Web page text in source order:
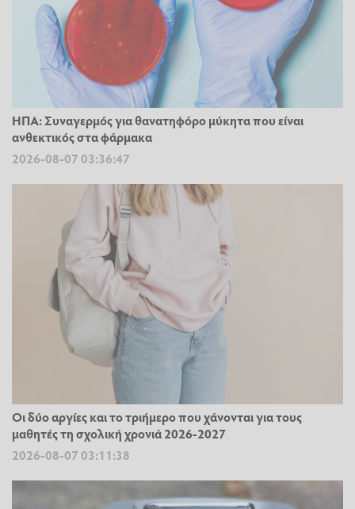
ΗΠΑ: Συναγερμός για θανατηφόρο μύκητα που είναι
ανθεκτικός στα φάρμακα
2026-08-07 03:36:47
Οι δύο αργίες και το τριήμερο που χάνονται για τους
μαθητές τη σχολική χρονιά 2026-2027
2026-08-07 03:11:38